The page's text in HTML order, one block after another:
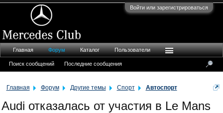
Войти или зарегистрироваться
Главная Форум Другие темы Спорт Автоспорт
Audi отказалась от участия в Le Mans
Главная Форум
Поиск сообщений Последние сообщения
Каталог Пользователи